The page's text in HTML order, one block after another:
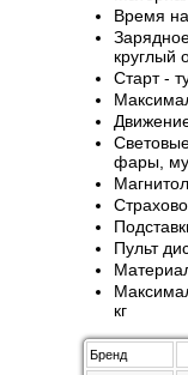
Время
круглый
Старт -
фары,
Пульт
кг
Бренд